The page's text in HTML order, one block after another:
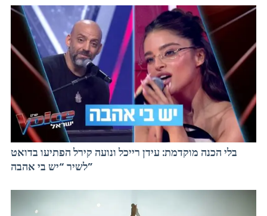
בלי הכנה מוקדמת: עידן רייכל ונועה קירל הפתיעו בדואט
לשיר “יש בי אהבה”